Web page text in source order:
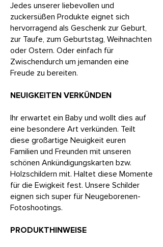
Jedes unserer liebevollen und
zuckersüßen Produkte eignet sich
hervorragend als Geschenk zur Geburt,
zur Taufe, zum Geburtstag, Weihnachten
oder Ostern. Oder einfach für
Zwischendurch um jemanden eine
Freude zu bereiten.
NEUIGKEITEN VERKÜNDEN
Ihr erwartet ein Baby und wollt dies auf
eine besondere Art verkünden. Teilt
diese großartige Neuigkeit euren
Familien und Freunden mit unseren
schönen Ankündigungskarten bzw.
Holzschildern mit. Haltet diese Momente
für die Ewigkeit fest. Unsere Schilder
eignen sich super für Neugeborenen-
Fotoshootings.
PRODUKTHINWEISE